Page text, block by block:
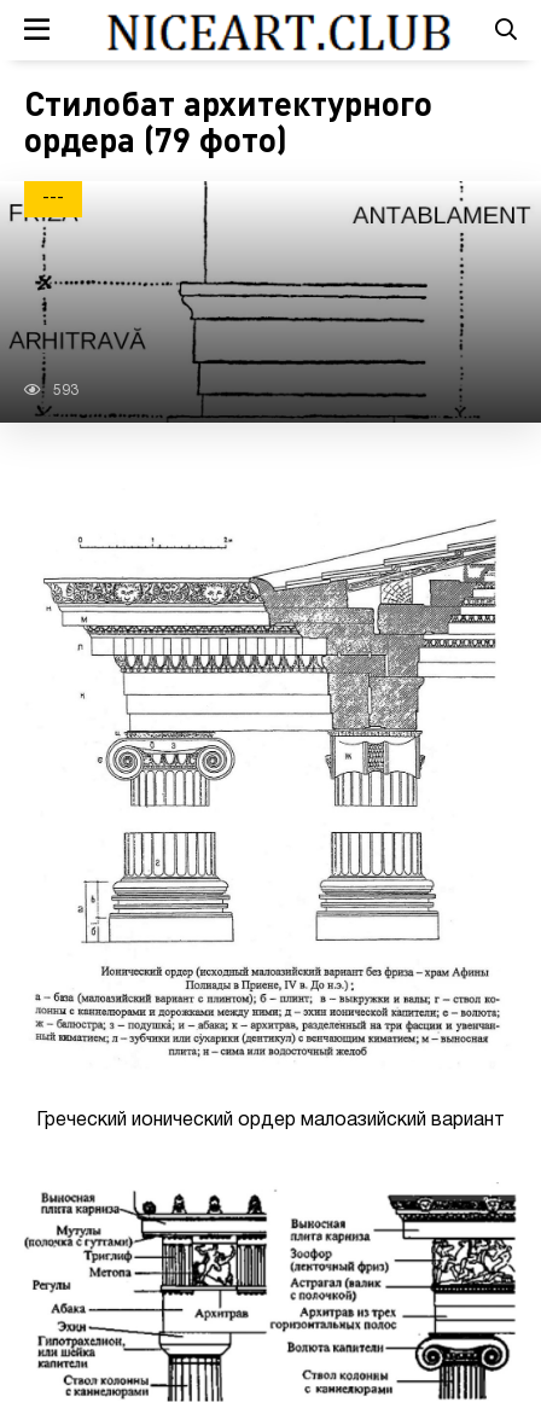
Стилобат архитектурного
ордера (79 фото)
---
593
Греческий ионический ордер малоазийский вариант